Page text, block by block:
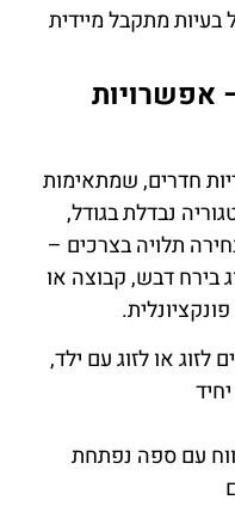
בעיות מתקבל מיידית
אפשרויות
חדרים, שמתאימות
נבדלת בגודל,
תלויה בצרכים –
בירח דבש, קבוצה או
לזוג או לזוג עם ילד,
עם ספה נפתחת